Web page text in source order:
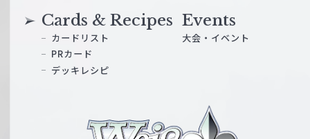
Cards & Recipes
カードリスト
PRカード
デッキレシピ
Events
大会・イベント